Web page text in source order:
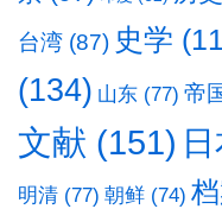
台湾 (87) 史学
(134) 山东 (77) 帝
文献 (151)
明清 (77) 朝鲜 (74)